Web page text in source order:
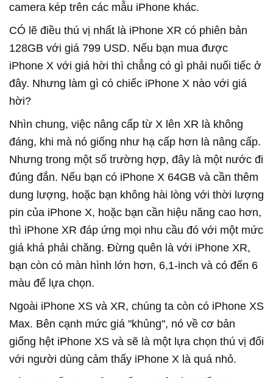
camera kép trên các mẫu iPhone khác.
CÓ lẽ điều thú vị nhất là iPhone XR có phiên bản
128GB với giá 799 USD. Nếu bạn mua được
iPhone X với giá hời thì chẳng có gì phải nuối tiếc ở
đây. Nhưng làm gì có chiếc iPhone X nào với giá
hời?
Nhìn chung, việc nâng cấp từ X lên XR là không
đáng, khi mà nó giống như hạ cấp hơn là nâng cấp.
Nhưng trong một số trường hợp, đây là một nước đi
đúng đắn. Nếu bạn có iPhone X 64GB và cần thêm
dung lượng, hoặc bạn không hài lòng với thời lượng
pin của iPhone X, hoặc bạn cần hiệu năng cao hơn,
thì iPhone XR đáp ứng mọi nhu cầu đó với một mức
giá khá phải chăng. Đừng quên là với iPhone XR,
bạn còn có màn hình lớn hơn, 6,1-inch và có đến 6
màu để lựa chọn.
Ngoài iPhone XS và XR, chúng ta còn có iPhone XS
Max. Bên cạnh mức giá "khủng", nó về cơ bản
giống hệt iPhone XS và sẽ là một lựa chọn thú vị đối
với người dùng cảm thấy iPhone X là quá nhỏ.